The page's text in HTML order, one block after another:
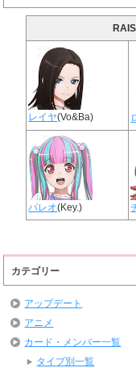
レイヤ(Vo&Ba)
パレオ(Key.)
カテゴリー
アップデート
アニメ
カード・メンバー一覧
タイプ別一覧